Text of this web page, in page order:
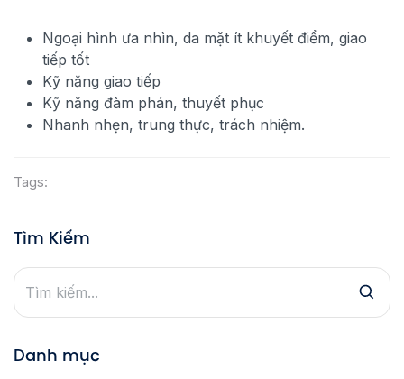
Ngoại hình ưa nhìn, da mặt ít khuyết điểm, giao
tiếp tốt
Kỹ năng giao tiếp
Kỹ năng đàm phán, thuyết phục
Nhanh nhẹn, trung thực, trách nhiệm.
Tags:
Tìm Kiếm
Danh mục